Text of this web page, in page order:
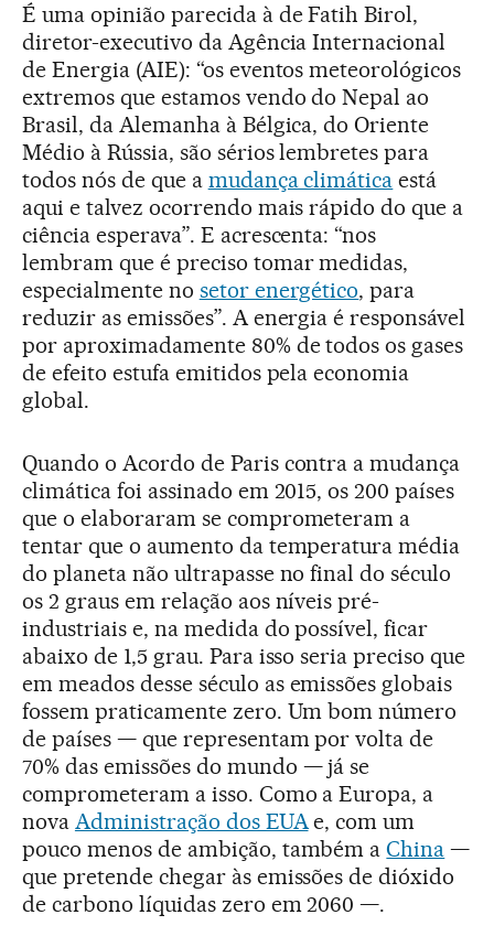
É uma opinião parecida à de Fatih Birol,
diretor-executivo da Agência Internacional
de Energia (AIE): “os eventos meteorológicos
extremos que estamos vendo do Nepal ao
Brasil, da Alemanha à Bélgica, do Oriente
Médio à Rússia, são sérios lembretes para
todos nós de que a mudança climática está
aqui e talvez ocorrendo mais rápido do que a
ciência esperava”. E acrescenta: “nos
lembram que é preciso tomar medidas,
especialmente no setor energético, para
reduzir as emissões”. A energia é responsável
por aproximadamente 80% de todos os gases
de efeito estufa emitidos pela economia
global.
Quando o Acordo de Paris contra a mudança
climática foi assinado em 2015, os 200 países
que o elaboraram se comprometeram a
tentar que o aumento da temperatura média
do planeta não ultrapasse no final do século
os 2 graus em relação aos níveis pré-
industriais e, na medida do possível, ficar
abaixo de 1,5 grau. Para isso seria preciso que
em meados desse século as emissões globais
fossem praticamente zero. Um bom número
de países — que representam por volta de
70% das emissões do mundo — já se
comprometeram a isso. Como a Europa, a
nova Administração dos EUAe, com um
pouco menos de ambição, também aChina —
que pretende chegar às emissões de dióxido
de carbono líquidas zero em 2060 —.